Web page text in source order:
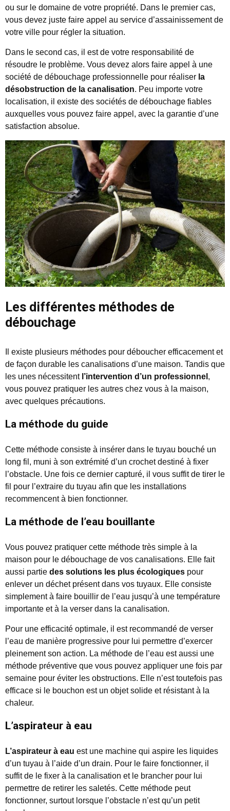
ou sur le domaine de votre propriété. Dans le premier cas,
vous devez juste faire appel au service d’assainissement de
votre ville pour régler la situation.
Dans le second cas, il est de votre responsabilité de
résoudre le problème. Vous devez alors faire appel à une
société de débouchage professionnelle pour réaliser la
désobstruction de la canalisation. Peu importe votre
localisation, il existe des sociétés de débouchage fiables
auxquelles vous pouvez faire appel, avec la garantie d’une
satisfaction absolue.
Les différentes méthodes de
débouchage
Il existe plusieurs méthodes pour déboucher efficacement et
de façon durable les canalisations d’une maison. Tandis que
les unes nécessitent l’intervention d’un professionnel ,
vous pouvez pratiquer les autres chez vous à la maison,
avec quelques précautions.
La méthode du guide
Cette méthode consiste à insérer dans le tuyau bouché un
long fil, muni à son extrémité d’un crochet destiné à fixer
l’obstacle. Une fois ce dernier capturé, il vous suffit de tirer le
fil pour l’extraire du tuyau afin que les installations
recommencent à bien fonctionner.
La méthode de l’eau bouillante
Vous pouvez pratiquer cette méthode très simple à la
maison pour le débouchage de vos canalisations. Elle fait
aussi partie des solutions les plus écologiques pour
enlever un déchet présent dans vos tuyaux. Elle consiste
simplement à faire bouillir de l’eau jusqu’à une température
importante et à la verser dans la canalisation.
Pour une efficacité optimale, il est recommandé de verser
l’eau de manière progressive pour lui permettre d’exercer
pleinement son action. La méthode de l’eau est aussi une
méthode préventive que vous pouvez appliquer une fois par
semaine pour éviter les obstructions. Elle n’est toutefois pas
efficace si le bouchon est un objet solide et résistant à la
chaleur.
L’aspirateur à eau
L’aspirateur à eau est une machine qui aspire les liquides
d’un tuyau à l’aide d’un drain. Pour le faire fonctionner, il
suffit de le fixer à la canalisation et le brancher pour lui
permettre de retirer les saletés. Cette méthode peut
fonctionner, surtout lorsque l’obstacle n’est qu’un petit